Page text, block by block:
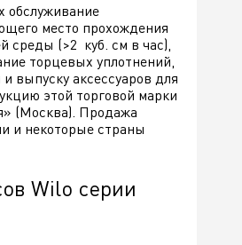
обслуживание
место прохождения
среды (>2 куб. см в час),
торцевых уплотнений,
выпуску аксессуаров для
этой торговой марки
(Москва). Продажа
и некоторые страны
Wilo серии